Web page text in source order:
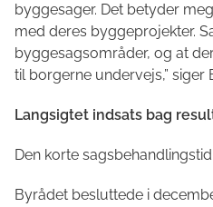
byggesager. Det betyder
med deres byggeprojekter.
byggesagsområder, og at
til borgerne undervejs,” siger
Langsigtet indsats bag
Den korte
Byrådet besluttede i